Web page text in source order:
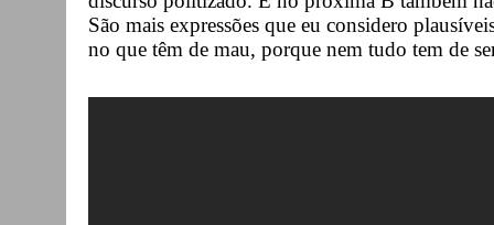
São mais expressões que eu considero
no que têm de mau, porque nem tudo tem de